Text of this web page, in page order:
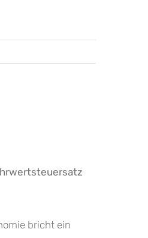
bricht ein